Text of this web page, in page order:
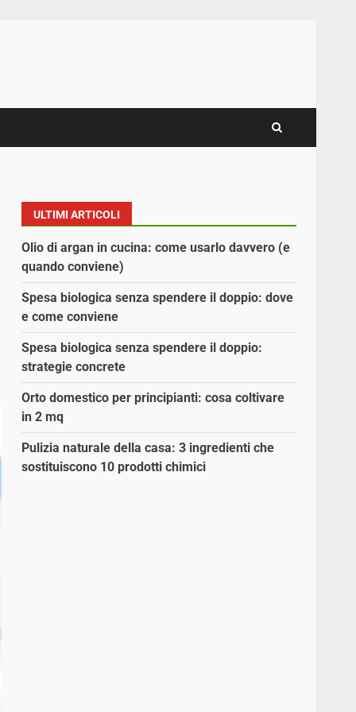
ULTIMI ARTICOLI
Olio di argan in cucina: come usarlo davvero (e
quando conviene)
Spesa biologica senza spendere il doppio: dove
e come conviene
Spesa biologica senza spendere il doppio:
strategie concrete
Orto domestico per principianti: cosa coltivare
in 2 mq
Pulizia naturale della casa: 3 ingredienti che
sostituiscono 10 prodotti chimici